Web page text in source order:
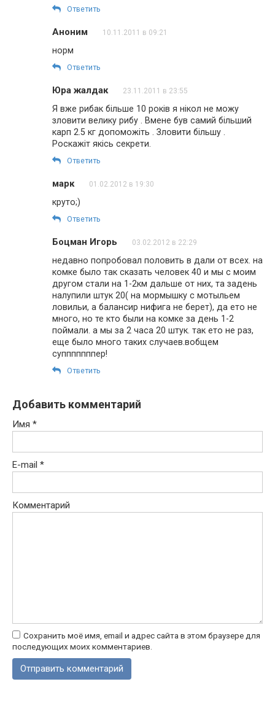
Ответить
Аноним 10.11.2011 в 09:21
норм
Ответить
Юра жалдак 23.11.2011 в 23:55
Я вже рибак більше 10 років я нікол не можу
зловити велику рибу . Вмене був самий більший
карп 2.5 кг допоможіть . Зловити бiльшу .
Роскажіт якiсь секрети.
Ответить
марк 01.02.2012 в 19:30
круто;)
Ответить
Боцман Игорь 03.02.2012 в 22:29
недавно попробовал половить в дали от всех. на
комке было так сказать человек 40 и мы с моим
другом стали на 1-2км дальше от них, та задень
налупили штук 20( на мормышку с мотыльем
ловильи, а балансир нифига не берет), да ето не
много, но те кто были на комке за день 1-2
поймали. а мы за 2 часа 20 штук. так ето не раз,
еще было много таких случаев.вобщем
супппппппер!
Ответить
Добавить комментарий
Имя *
E-mail *
Комментарий
Сохранить моё имя, email и адрес сайта в этом браузере для
последующих моих комментариев.